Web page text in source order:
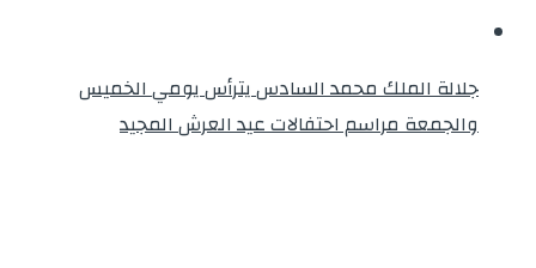
جلالة الملك محمد السادس يترأس يومي الخميس
والجمعة مراسم احتفالات عيد العرش المجيد